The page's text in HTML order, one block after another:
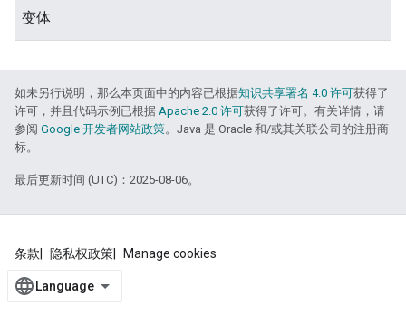
变体
如未另行说明，那么本页面中的内容已根据知识共享署名 4.0 许可获得了
许可，并且代码示例已根据 Apache 2.0 许可获得了许可。有关详情，请
参阅 Google 开发者网站政策。Java 是 Oracle 和/或其关联公司的注册商
标。
最后更新时间 (UTC)：2025-08-06。
条款 隐私权政策 Manage cookies